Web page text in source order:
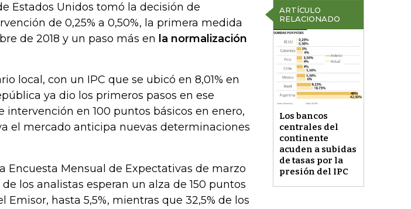
ARTÍCULO
RELACIONADO
Los bancos
centrales del
continente
acuden a subidas
de tasas por la
presión del IPC
Estados Unidos tomó la decisión de
de 0,25% a 0,50%, la primera medida
de 2018 y un paso más en la normalización
local, con un IPC que se ubicó en 8,01% en
ya dio los primeros pasos en ese
intervención en 100 puntos básicos en enero,
el mercado anticipa nuevas determinaciones
Encuesta Mensual de Expectativas de marzo
los analistas esperan un alza de 150 puntos
Emisor, hasta 5,5%, mientras que 32,5% de los